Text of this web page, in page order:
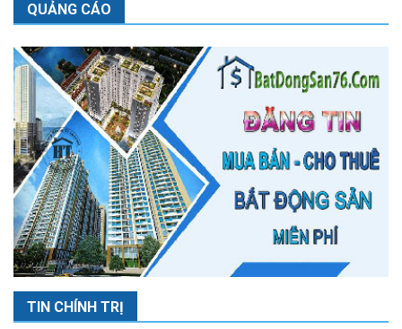
QUẢNG CÁO
TIN CHÍNH TRỊ